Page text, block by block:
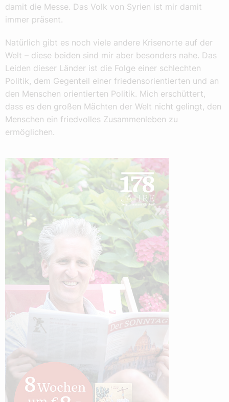
damit die Messe. Das Volk von Syrien ist mir damit
immer präsent.
Natürlich gibt es noch viele andere Krisenorte auf der
Welt – diese beiden sind mir aber besonders nahe. Das
Leiden dieser Länder ist die Folge einer schlechten
Politik, dem Gegenteil einer friedensorientierten und an
den Menschen orientierten Politik. Mich erschüttert,
dass es den großen Mächten der Welt nicht gelingt, den
Menschen ein friedvolles Zusammenleben zu
ermöglichen.